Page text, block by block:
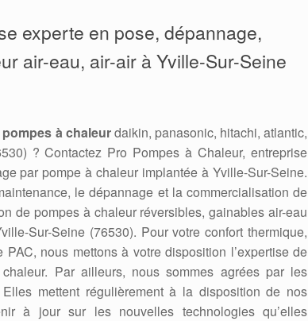
experte en pose, dépannage,
air-eau, air-air à Yville-Sur-Seine
à chaleurdaikin, panasonic, hitachi, atlantic,
? Contactez Pro Pompes à Chaleur, entreprise
par pompe à chaleur implantée à Yville-Sur-Seine.
le dépannage et la commercialisation de
de pompes à chaleur réversibles, gainables air-eau
Sur-Seine (76530). Pour votre confort thermique,
nous mettons à votre disposition l’expertise de
Par ailleurs, nous sommes agrées par les
mettent régulièrement à la disposition de nos
à jour sur les nouvelles technologies qu’elles